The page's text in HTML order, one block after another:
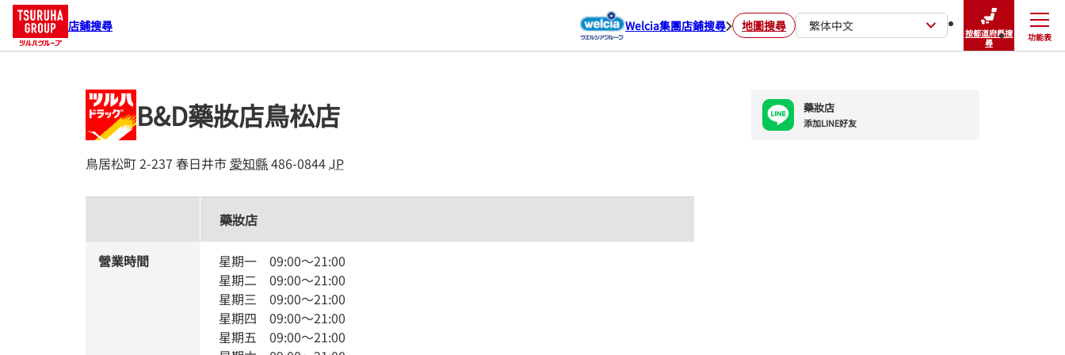
店鋪搜尋 Welcia集團店鋪搜尋 地圖搜尋 繁体中文
按都道府縣搜
尋
功能表
關閉
B&D藥妝店鳥松店
鳥居松町 2-237 春日井市 愛知縣486-0844JP
藥妝店
添加LINE好友
藥妝店
營業時間 星期一 09:00～21:00
星期二 09:00～21:00
星期三 09:00～21:00
星期四 09:00～21:00
星期五 09:00～21:00